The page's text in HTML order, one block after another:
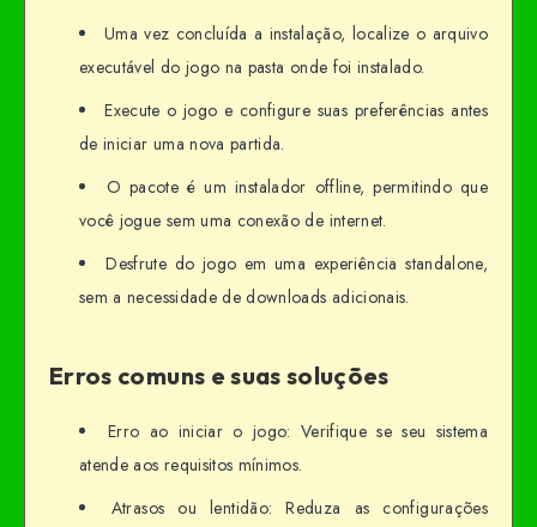
Uma vez concluída a instalação, localize o arquivo
executável do jogo na pasta onde foi instalado.
Execute o jogo e configure suas preferências antes
de iniciar uma nova partida.
O pacote é um instalador offline, permitindo que
você jogue sem uma conexão de internet.
Desfrute do jogo em uma experiência standalone,
sem a necessidade de downloads adicionais.
Erros comuns e suas soluções
Erro ao iniciar o jogo: Verifique se seu sistema
atende aos requisitos mínimos.
Atrasos ou lentidão: Reduza as configurações